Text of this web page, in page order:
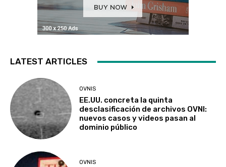
LATEST ARTICLES
OVNIS
EE.UU. concreta la quinta
desclasificación de archivos OVNI:
nuevos casos y videos pasan al
dominio público
OVNIS